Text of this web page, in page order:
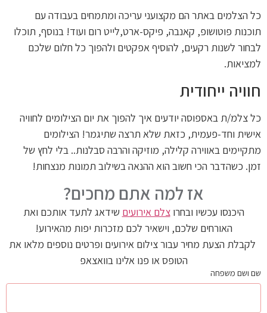
כל הצלמים באתר הם מקצועני עריכה ומתמחים בעבודה עם
תוכנות פוטושופ, קאנבה, פיקס-ארט,לייט רום ועוד! בנוסף, תוכלו
לבחור לשנות רקעים, להוסיף אפקטים ולהפוך כל חלום שלכם
למציאות.
חוויה ייחודית
כל צלמ/ת באספוסה יודעים איך להפוך את יום הצילומים לחוויה
אישית וחד-פעמית, כזאת שלא תרצה שתיגמר! הצילומים
מתקיימים באווירה קלילה, מוזיקה והרבה סבלנות.. בלי לחץ של
זמן. כשהדבר הכי חשוב הוא ההנאה בשילוב תמונות מנצחות!
אז למה אתם מחכים?
היכנסו עכשיו ובחרוצלם אירועים שידאג לתעד אותכם ואת
האורחים שלכם, וישאיר לכם מזכרות יפות מהאירוע!
לקבלת הצעת מחיר עבור צילום אירועים ופרטים נוספים מלאו את
הטופס או פנו אלינו בוואצאפ
שם ושם משפחה